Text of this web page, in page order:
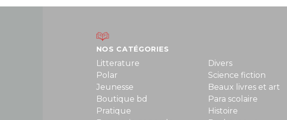
NOS CATÉGORIES
Litterature
Polar
Jeunesse
Boutique bd
Pratique
Divers
Science fiction
Beaux livres et art
Para scolaire
Histoire